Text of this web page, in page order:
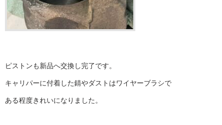
ピストンも新品へ交換し完了です。
キャリパーに付着した錆やダストはワイヤーブラシで
ある程度きれいになりました。